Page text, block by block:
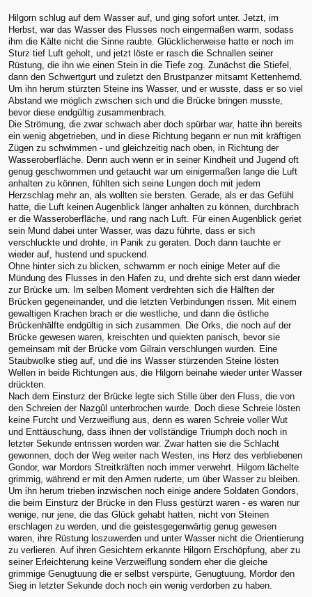
Hilgorn schlug auf dem Wasser auf, und ging sofort unter. Jetzt, im
Herbst, war das Wasser des Flusses noch eingermaßen warm, sodass
ihm die Kälte nicht die Sinne raubte. Glücklicherweise hatte er noch im
Sturz tief Luft geholt, und jetzt löste er rasch die Schnallen seiner
Rüstung, die ihn wie einen Stein in die Tiefe zog. Zunächst die Stiefel,
dann den Schwertgurt und zuletzt den Brustpanzer mitsamt Kettenhemd.
Um ihn herum stürzten Steine ins Wasser, und er wusste, dass er so viel
Abstand wie möglich zwischen sich und die Brücke bringen musste,
bevor diese endgültig zusammenbrach.
Die Strömung, die zwar schwach aber doch spürbar war, hatte ihn bereits
ein wenig abgetrieben, und in diese Richtung begann er nun mit kräftigen
Zügen zu schwimmen - und gleichzeitig nach oben, in Richtung der
Wasseroberfläche. Denn auch wenn er in seiner Kindheit und Jugend oft
genug geschwommen und getaucht war um einigermaßen lange die Luft
anhalten zu können, fühlten sich seine Lungen doch mit jedem
Herzschlag mehr an, als wollten sie bersten. Gerade, als er das Gefühl
hatte, die Luft keinen Augenblick länger anhalten zu können, durchbrach
er die Wasseroberfläche, und rang nach Luft. Für einen Augenblick geriet
sein Mund dabei unter Wasser, was dazu führte, dass er sich
verschluckte und drohte, in Panik zu geraten. Doch dann tauchte er
wieder auf, hustend und spuckend.
Ohne hinter sich zu blicken, schwamm er noch einige Meter auf die
Mündung des Flusses in den Hafen zu, und drehte sich erst dann wieder
zur Brücke um. Im selben Moment verdrehten sich die Hälften der
Brücken gegeneinander, und die letzten Verbindungen rissen. Mit einem
gewaltigen Krachen brach er die westliche, und dann die östliche
Brückenhälfte endgültig in sich zusammen. Die Orks, die noch auf der
Brücke gewesen waren, kreischten und quiekten panisch, bevor sie
gemeinsam mit der Brücke vom Gilrain verschlungen wurden. Eine
Staubwolke stieg auf, und die ins Wasser stürzenden Steine lösten
Wellen in beide Richtungen aus, die Hilgorn beinahe wieder unter Wasser
drückten.
Nach dem Einsturz der Brücke legte sich Stille über den Fluss, die von
den Schreien der Nazgûl unterbrochen wurde. Doch diese Schreie lösten
keine Furcht und Verzweiflung aus, denn es waren Schreie voller Wut
und Enttäuschung, dass ihnen der vollständige Triumph doch noch in
letzter Sekunde entrissen worden war. Zwar hatten sie die Schlacht
gewonnen, doch der Weg weiter nach Westen, ins Herz des verbliebenen
Gondor, war Mordors Streitkräften noch immer verwehrt. Hilgorn lächelte
grimmig, während er mit den Armen ruderte, um über Wasser zu bleiben.
Um ihn herum trieben inzwischen noch einige andere Soldaten Gondors,
die beim Einsturz der Brücke in den Fluss gestürzt waren - es waren nur
wenige, nur jene, die das Glück gehabt hatten, nicht von Steinen
erschlagen zu werden, und die geistesgegenwärtig genug gewesen
waren, ihre Rüstung loszuwerden und unter Wasser nicht die Orientierung
zu verlieren. Auf ihren Gesichtern erkannte Hilgorn Erschöpfung, aber zu
seiner Erleichterung keine Verzweiflung sondern eher die gleiche
grimmige Genugtuung die er selbst verspürte, Genugtuung, Mordor den
Sieg in letzter Sekunde doch noch ein wenig verdorben zu haben.